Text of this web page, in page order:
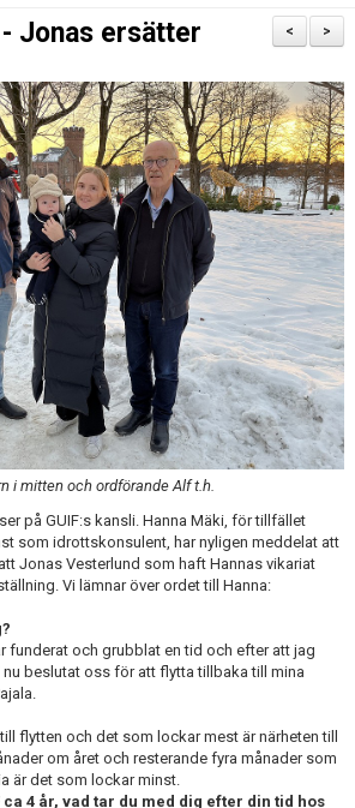
>
<
- Jonas ersätter
i mitten och ordförande Alf t.h.
på GUIF:s kansli. Hanna Mäki, för tillfället
som idrottskonsulent, har nyligen meddelat att
Jonas Vesterlund som haft Hannas vikariat
Vi lämnar över ordet till Hanna:
funderat och grubblat en tid och efter att jag
beslutat oss för att flytta tillbaka till mina
flytten och det som lockar mest är närheten till
om året och resterande fyra månader som
är det som lockar minst.
ca 4 år, vad tar du med dig efter din tid hos